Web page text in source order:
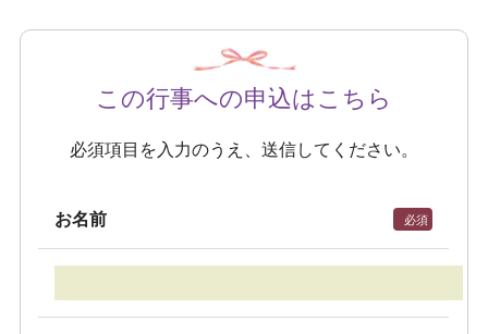
この行事への申込はこちら
必須項目を入力のうえ、送信してください。
お名前 必須